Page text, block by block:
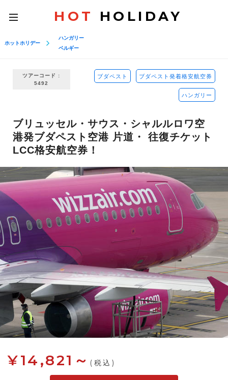
toggle
navigation
HOT HOLIDAY
ホットホリデー
ハンガリー
ベルギー
ツアーコード :
5492
ブダペスト ブダペスト発着格安航空券
ハンガリー
ブリュッセル・サウス・シャルルロワ空
港発ブダペスト空港 片道・ 往復チケット
LCC格安航空券！
¥14,821～ (税込)